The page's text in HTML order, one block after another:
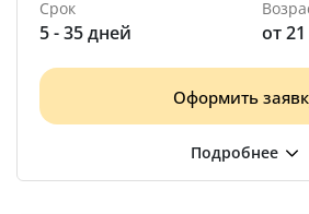
Срок
5 - 35 дней от
Оформить